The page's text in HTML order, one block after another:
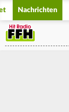
Nachrichten